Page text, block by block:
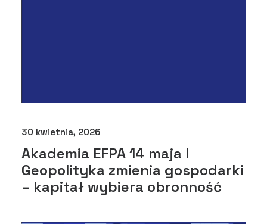
30 kwietnia, 2026
Akademia EFPA 14 maja I
Geopolityka zmienia gospodarki
– kapitał wybiera obronność